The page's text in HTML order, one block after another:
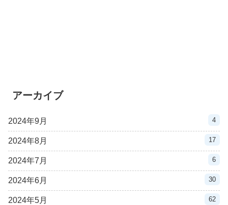
アーカイブ
2024年9月 4
2024年8月 17
2024年7月 6
2024年6月 30
2024年5月 62